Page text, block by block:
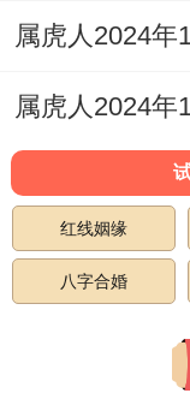
男也会表现到
男内心里也是
对方主动找你
这样一来都会
红线姻缘
八字合婚